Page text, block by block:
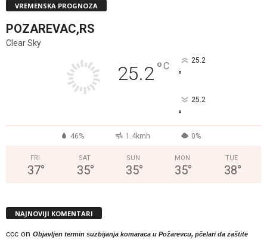
VREMENSKA PROGNOZA
POZAREVAC,RS
Clear Sky
25.2°C 25.2
°
25.2
°
46% 1.4kmh 0%
FRI
37°
SAT
35°
SUN
35°
MON
35°
TUE
38°
NAJNOVIJI KOMENTARI
ccc on Objavljen termin suzbijanja komaraca u Požarevcu, pčelari da zaštite